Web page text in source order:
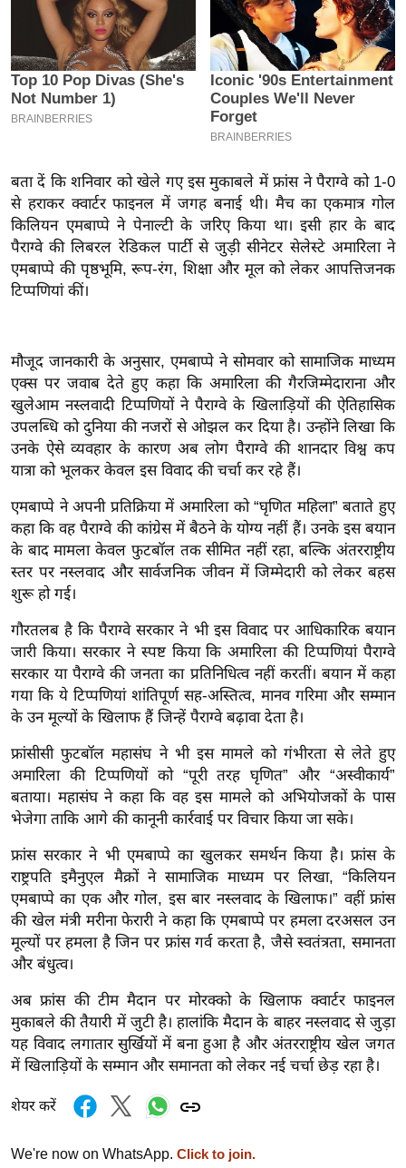
ई
-
पे
मि
सा
ल
बे
ल
श
ख्सि
य
त
ग
इं
डि
या
हि
त्य
ज
ग
ऑ
टो
व
र्ल्ड
न्यू
ज
ब्री
फ
म
रं
ज
न
ज
ग
बॉ
बता दें कि शनिवार को खेले गए इस मुकाबले में फ्रांस ने पैराग्वे को 1-0
से हराकर क्वार्टर फाइनल में जगह बनाई थी। मैच का एकमात्र गोल
किलियन एमबाप्पे ने पेनाल्टी के जरिए किया था। इसी हार के बाद
पैराग्वे की लिबरल रेडिकल पार्टी से जुड़ी सीनेटर सेलेस्टे अमारिला ने
एमबाप्पे की पृष्ठभूमि, रूप-रंग, शिक्षा और मूल को लेकर आपत्तिजनक
टिप्पणियां कीं।
मौजूद जानकारी के अनुसार, एमबाप्पे ने सोमवार को सामाजिक माध्यम
एक्स पर जवाब देते हुए कहा कि अमारिला की गैरजिम्मेदाराना और
खुलेआम नस्लवादी टिप्पणियों ने पैराग्वे के खिलाड़ियों की ऐतिहासिक
उपलब्धि को दुनिया की नजरों से ओझल कर दिया है। उन्होंने लिखा कि
उनके ऐसे व्यवहार के कारण अब लोग पैराग्वे की शानदार विश्व कप
यात्रा को भूलकर केवल इस विवाद की चर्चा कर रहे हैं।
एमबाप्पे ने अपनी प्रतिक्रिया में अमारिला को “घृणित महिला” बताते हुए
कहा कि वह पैराग्वे की कांग्रेस में बैठने के योग्य नहीं हैं। उनके इस बयान
के बाद मामला केवल फुटबॉल तक सीमित नहीं रहा, बल्कि अंतरराष्ट्रीय
स्तर पर नस्लवाद और सार्वजनिक जीवन में जिम्मेदारी को लेकर बहस
शुरू हो गई।
गौरतलब है कि पैराग्वे सरकार ने भी इस विवाद पर आधिकारिक बयान
जारी किया। सरकार ने स्पष्ट किया कि अमारिला की टिप्पणियां पैराग्वे
सरकार या पैराग्वे की जनता का प्रतिनिधित्व नहीं करतीं। बयान में कहा
गया कि ये टिप्पणियां शांतिपूर्ण सह-अस्तित्व, मानव गरिमा और सम्मान
के उन मूल्यों के खिलाफ हैं जिन्हें पैराग्वे बढ़ावा देता है।
फ्रांसीसी फुटबॉल महासंघ ने भी इस मामले को गंभीरता से लेते हुए
अमारिला की टिप्पणियों को “पूरी तरह घृणित” और “अस्वीकार्य”
बताया। महासंघ ने कहा कि वह इस मामले को अभियोजकों के पास
भेजेगा ताकि आगे की कानूनी कार्रवाई पर विचार किया जा सके।
फ्रांस सरकार ने भी एमबाप्पे का खुलकर समर्थन किया है। फ्रांस के
राष्ट्रपति इमैनुएल मैक्रों ने सामाजिक माध्यम पर लिखा, “किलियन
एमबाप्पे का एक और गोल, इस बार नस्लवाद के खिलाफ।” वहीं फ्रांस
की खेल मंत्री मरीना फेरारी ने कहा कि एमबाप्पे पर हमला दरअसल उन
मूल्यों पर हमला है जिन पर फ्रांस गर्व करता है, जैसे स्वतंत्रता, समानता
और बंधुत्व।
अब फ्रांस की टीम मैदान पर मोरक्को के खिलाफ क्वार्टर फाइनल
मुकाबले की तैयारी में जुटी है। हालांकि मैदान के बाहर नस्लवाद से जुड़ा
यह विवाद लगातार सुर्खियों में बना हुआ है और अंतरराष्ट्रीय खेल जगत
में खिलाड़ियों के सम्मान और समानता को लेकर नई चर्चा छेड़ रहा है।
शेयर करें
We're now on WhatsApp. Click to join.